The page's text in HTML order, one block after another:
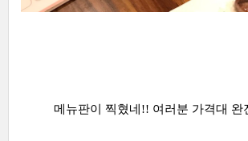
메뉴판이 찍혔네!! 여러분 가격대 완